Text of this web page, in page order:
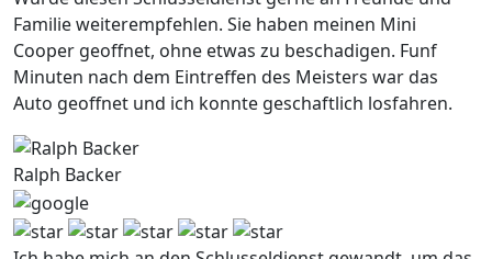
Familie weiterempfehlen. Sie haben meinen Mini
Cooper geoffnet, ohne etwas zu beschadigen. Funf
Minuten nach dem Eintreffen des Meisters war das
Auto geoffnet und ich konnte geschaftlich losfahren.
Ralph Backer